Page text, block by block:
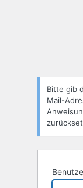
Bitte gib
Mail-